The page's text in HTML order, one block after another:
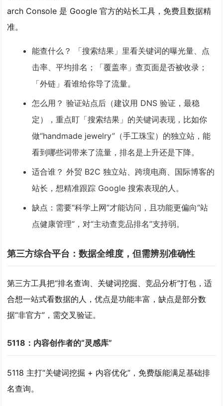
arch Console 是 Google 官方的站长工具，免费且数据精
准。
能查什么？ 「搜索结果」里看关键词的曝光量、点
击率、平均排名 ；「覆盖率」查页面是否被收录；
「外链」看谁给你导了流量。
怎么用？ 验证站点后（建议用 DNS 验证，最稳
定），重点盯「搜索结果」的关键词表现，比如你
做“handmade jewelry”（手工珠宝）的独立站，能
看到哪些词带来了流量，排名是上升还是下降。
适合谁？ 外贸 B2C 独立站、跨境电商、国际博客的
站长，想精准跟踪 Google 搜索表现的人。
缺点 ：需要“科学上网”才能访问，且功能更偏向“站
点健康管理”，对“主动查竞品排名”支持弱。
第三方综合平台：数据全维度，但需辨别准确性
第三方工具把“排名查询、关键词挖掘、竞品分析”打包，适
合想一站式看数据的人，优点是功能丰富 ，缺点是部分数
据“非官方”，需交叉验证。
5118：内容创作者的“灵感库”
5118 主打“关键词挖掘 + 内容优化”，免费版能满足基础排
名查询。